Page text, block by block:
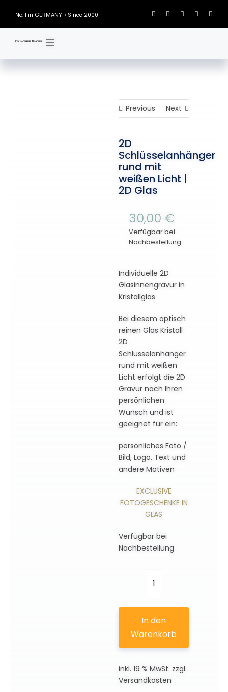
content
No. 1 in GERMANY > Since 2000
Previous Next
2D
Schlüsselanhänger
rund mit
weißen Licht |
2D Glas
30,00 €
Verfügbar bei
Nachbestellung
Individuelle 2D
Glasinnengravur in
Kristallglas
Bei diesem optisch
reinen Glas Kristall
2D
Schlüsselanhänger
rund mit weißen
Licht erfolgt die 2D
Gravur nach Ihren
persönlichen
Wunsch und ist
geeignet für ein:
persönliches Foto /
Bild, Logo, Text und
andere Motiven
EXCLUSIVE
FOTOGESCHENKE IN
GLAS
Verfügbar bei
Nachbestellung
2D
rund
mit
|
2D
In den
Warenkorb
inkl. 19 % MwSt. zzgl.
Versandkosten